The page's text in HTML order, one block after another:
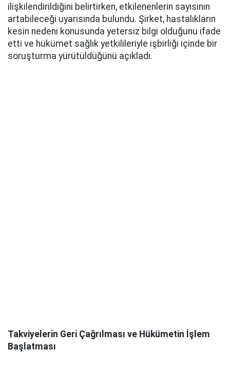
ilişkilendirildiğini belirtirken, etkilenenlerin sayısının
artabileceği uyarısında bulundu. Şirket, hastalıkların
kesin nedeni konusunda yetersiz bilgi olduğunu ifade
etti ve hükümet sağlık yetkilileriyle işbirliği içinde bir
soruşturma yürütüldüğünü açıkladı.
Takviyelerin Geri Çağrılması ve Hükümetin İşlem
Başlatması